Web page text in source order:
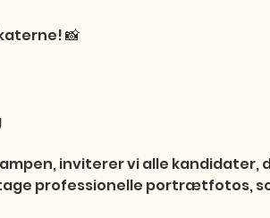
📸
inviterer vi alle kandidater,
professionelle portrætfotos,